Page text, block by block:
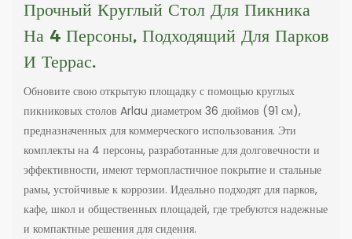
Прочный Круглый Стол Для Пикника
На 4 Персоны, Подходящий Для Парков
И Террас.
Обновите свою открытую площадку с помощью круглых
пикниковых столов Arlau диаметром 36 дюймов (91 см),
предназначенных для коммерческого использования. Эти
комплекты на 4 персоны, разработанные для долговечности и
эффективности, имеют термопластичное покрытие и стальные
рамы, устойчивые к коррозии. Идеально подходят для парков,
кафе, школ и общественных площадей, где требуются надежные
и компактные решения для сидения.